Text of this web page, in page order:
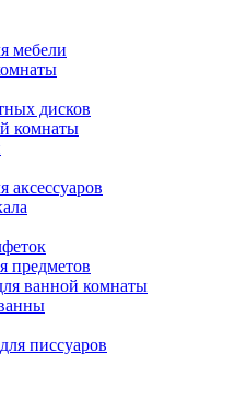
мебели
дисков
комнаты
предметов
ванной комнаты
писсуаров